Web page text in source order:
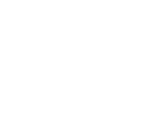
Location vente groupe